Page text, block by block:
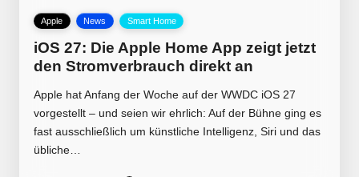
Posted
Apple News Smart Home
iOS 27: Die Apple Home App zeigt jetzt
den Stromverbrauch direkt an
Apple hat Anfang der Woche auf der WWDC iOS 27
vorgestellt – und seien wir ehrlich: Auf der Bühne ging es
fast ausschließlich um künstliche Intelligenz, Siri und das
übliche…